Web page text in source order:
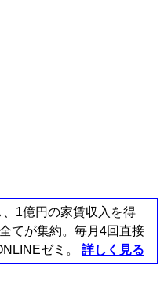
1億円の家賃収入を得
てが集約。毎月4回直接
ゼミ。 詳しく見る